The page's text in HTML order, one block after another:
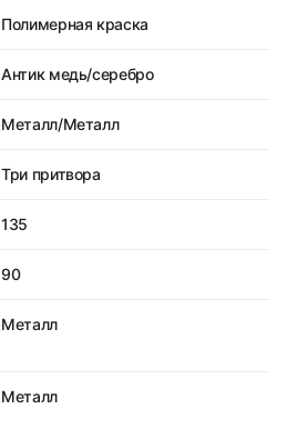
Полимерная краска
Антик медь/серебро
Металл/Металл
Три притвора
135
90
Металл
Металл